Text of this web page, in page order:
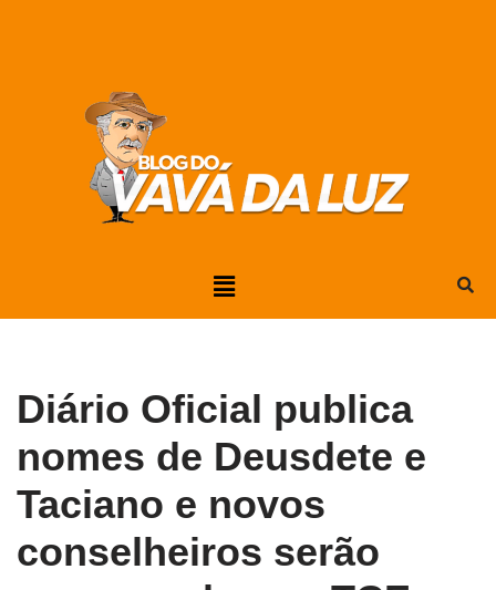
Diário Oficial publica
nomes de Deusdete e
Taciano e novos
conselheiros serão